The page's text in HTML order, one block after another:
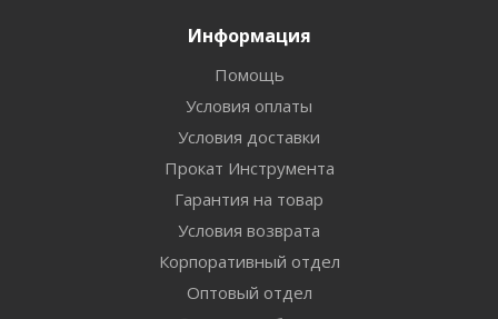
Информация
Помощь
Условия оплаты
Условия доставки
Прокат Инструмента
Гарантия на товар
Условия возврата
Корпоративный отдел
Оптовый отдел